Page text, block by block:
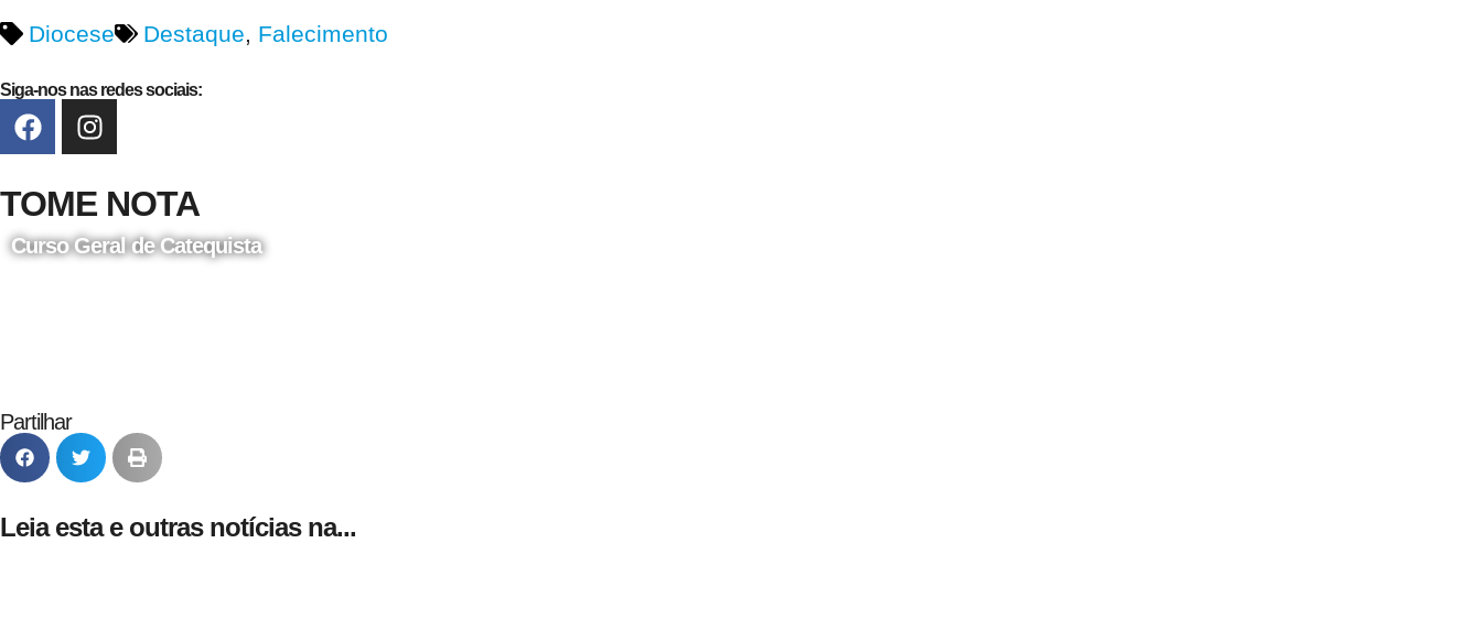
Diocese
Destaque, Falecimento
Siga-nos nas redes sociais:
TOME NOTA
Curso Geral de Catequista
Partilhar
Leia esta e outras notícias na...